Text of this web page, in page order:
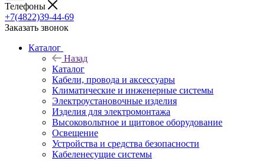
Телефоны
+7(4822)39-44-69
Заказать звонок
Каталог
Назад
Каталог
Кабели, провода и аксессуары
Климатические и инженерные системы
Электроустановочные изделия
Изделия для электромонтажа
Высоковольтное и щитовое оборудование
Освещение
Устройства и средства безопасности
Кабеленесущие системы